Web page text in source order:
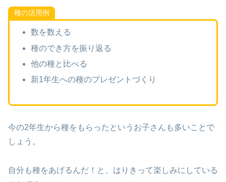
種の活用例
数を数える
種のでき方を振り返る
他の種と比べる
新1年生への種のプレゼントづくり
今の2年生から種をもらったというお子さんも多いことで
しょう。
自分も種をあげるんだ！と、はりきって楽しみにしている